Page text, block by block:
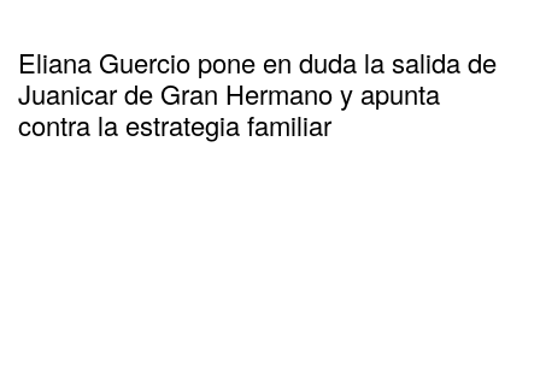
Eliana Guercio pone en duda la salida de
Juanicar de Gran Hermano y apunta
contra la estrategia familiar